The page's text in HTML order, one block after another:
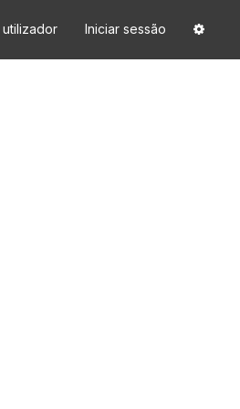
Iniciar sessão